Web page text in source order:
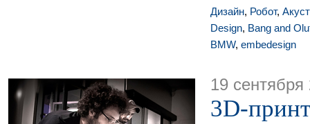
Дизайн, Робот,
Design, Bang and
BMW, embedesign
19 сентября
3D-